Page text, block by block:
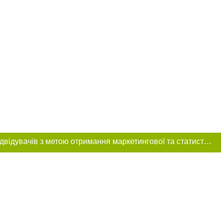
Цей сайт використовує «cookies». Також веб-сайт використовує інтернет-сервіс для збору технічних даних стосовно відвідувачів з метою отримання маркетингової та статистичної інформації. Умови обробки даних відвідувачів сайту див.